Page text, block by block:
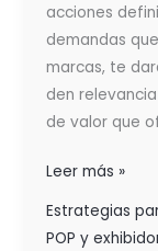
acciones
demandas
marcas, te
den
de valor que
Leer más »
Estrategias
POP y